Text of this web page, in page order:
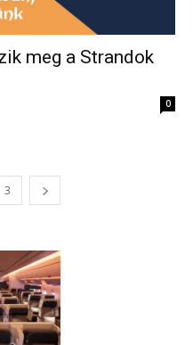
meg a Strandok
0
3